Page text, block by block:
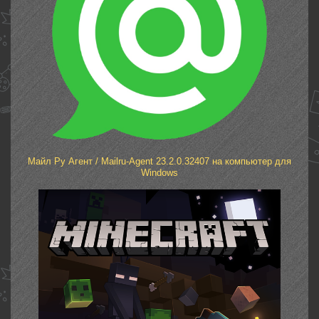
Майл Ру Агент / Mailru-Agent 23.2.0.32407 на компьютер для
Windows